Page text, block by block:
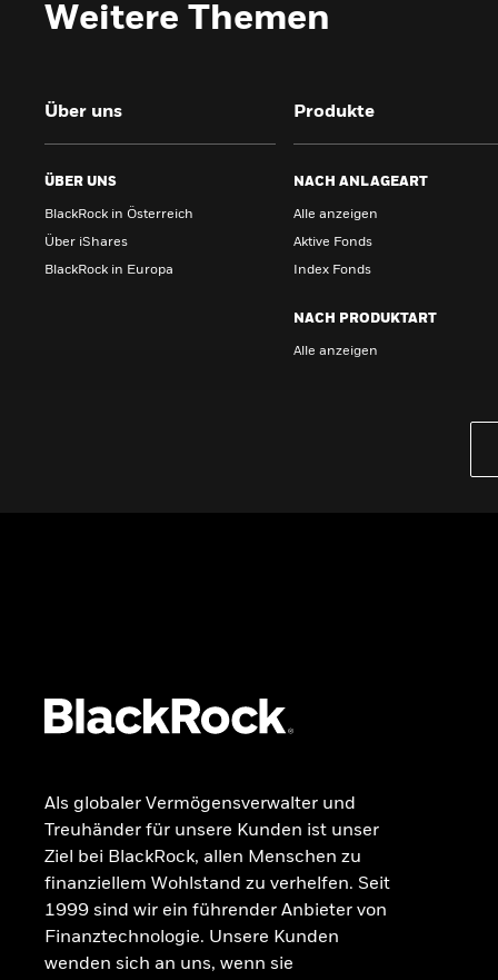
Weitere Themen
Über uns
ÜBER UNS
BlackRock in Österreich
Über iShares
BlackRock in Europa
Produkte
NACH ANLAGEART
Alle anzeigen
Aktive Fonds
Index Fonds
NACH PRODUKTART
Alle anzeigen
Als globaler Vermögensverwalter und
Treuhänder für unsere Kunden ist unser
Ziel bei BlackRock, allen Menschen zu
finanziellem Wohlstand zu verhelfen. Seit
1999 sind wir ein führender Anbieter von
Finanztechnologie. Unsere Kunden
wenden sich an uns, wenn sie